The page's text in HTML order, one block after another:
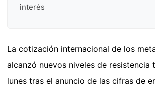
interés
La cotización internacional de los
alcanzó nuevos niveles de resistencia
lunes tras el anuncio de las cifras de